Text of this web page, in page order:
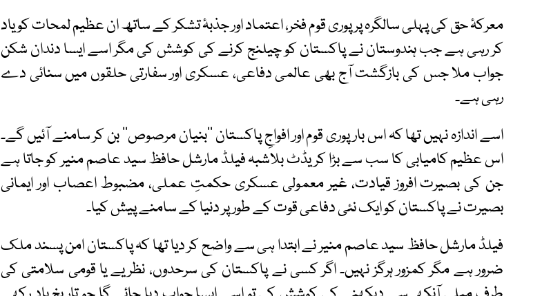
معرکۂ حق کی پہلی سالگرہ پر پوری قوم فخر، اعتماد اور جذبۂ تشکر کے ساتھ ان عظیم لمحات کو یاد
کر رہی ہے جب ہندوستان نے پاکستان کو چیلنج کرنے کی کوشش کی مگر اسے ایسا دندان شکن
جواب ملا جس کی بازگشت آج بھی عالمی دفاعی، عسکری اور سفارتی حلقوں میں سنائی دے
رہی ہے۔
اسے اندازہ نہیں تھا کہ اس بار پوری قوم اور افواجِ پاکستان ’’بنیان مرصوص‘‘ بن کر سامنے آئیں گے۔
اس عظیم کامیابی کا سب سے بڑا کریڈٹ بلاشبہ فیلڈ مارشل حافظ سید عاصم منیر کو جاتا ہے
جن کی بصیرت افروز قیادت، غیر معمولی عسکری حکمتِ عملی، مضبوط اعصاب اور ایمانی
بصیرت نے پاکستان کو ایک نئی دفاعی قوت کے طور پر دنیا کے سامنے پیش کیا۔
فیلڈ مارشل حافظ سید عاصم منیر نے ابتدا ہی سے واضح کر دیا تھا کہ پاکستان امن پسند ملک
ضرور ہے مگر کمزور ہرگز نہیں۔ اگر کسی نے پاکستان کی سرحدوں، نظریے یا قومی سلامتی کی